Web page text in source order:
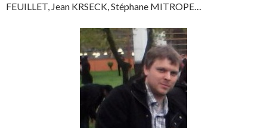
FEUILLET, Jean KRSECK, Stéphane MITROPE…